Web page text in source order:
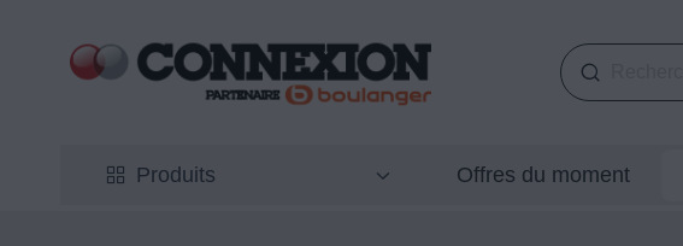
Produits Offres du moment